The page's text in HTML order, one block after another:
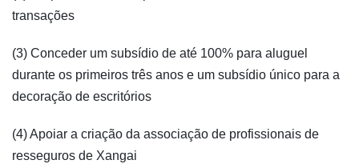
transações
(3) Conceder um subsídio de até 100% para aluguel
durante os primeiros três anos e um subsídio único para a
decoração de escritórios
(4) Apoiar a criação da associação de profissionais de
resseguros de Xangai